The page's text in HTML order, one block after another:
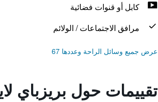
كابل أو قنوات فضائية
مرافق الاجتماعات / الولائم
عرض جميع وسائل الراحة وعددها 67
تقييمات حول بريزباي